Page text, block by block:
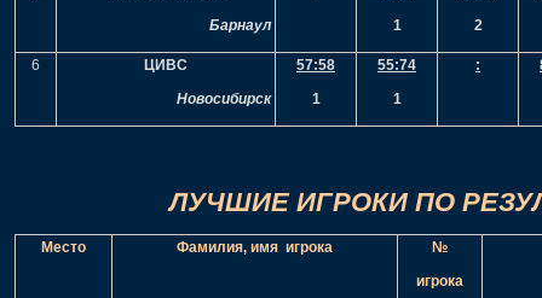
Барнаул
1
2
6
ЦИВС
Новосибирск
57:58
1
55:74
1
:
ЛУЧШИЕ ИГРОКИ ПО
Место Фамилия, имя игрока
№
игрока